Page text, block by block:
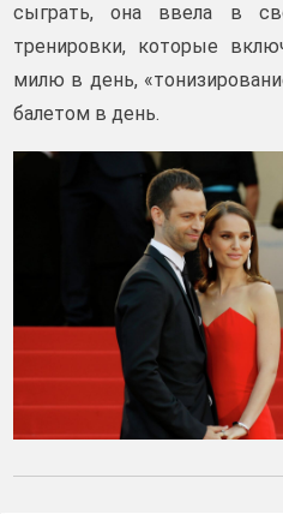
сыграть, она ввела в
тренировки, которые
милю в день,
балетом в день.